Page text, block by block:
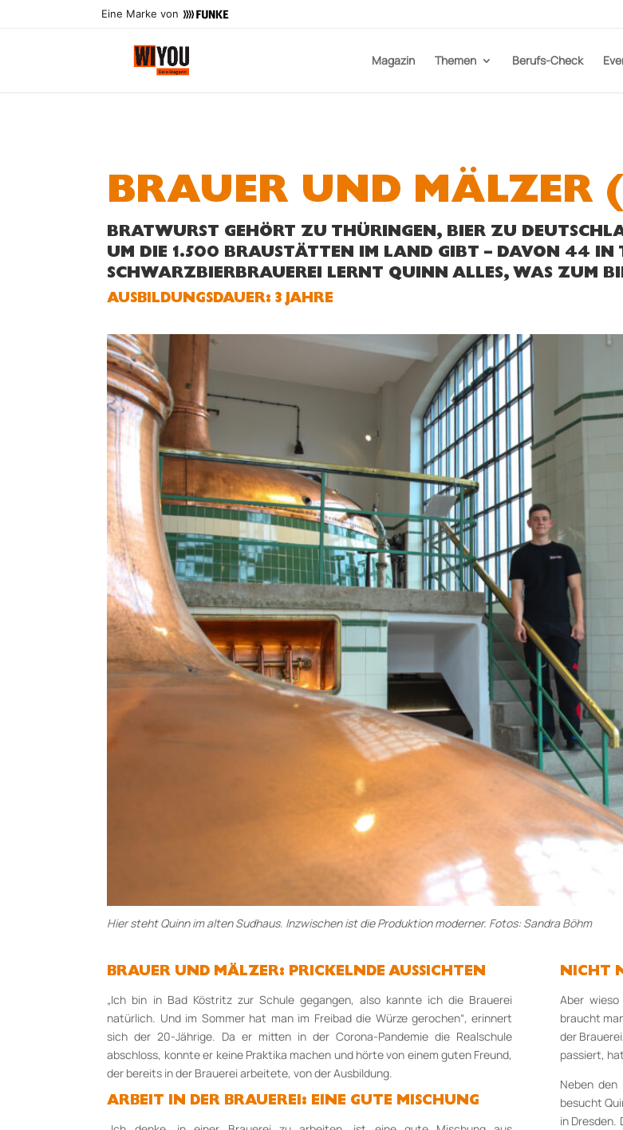
Eine Marke von
Magazin Themen Berufs-Check
BRAUER UND
BRATWURST GEHÖRT ZU THÜRINGEN, BIER ZU
UM DIE 1.500 BRAUSTÄTTEN IM LAND GIBT – DAVON 44 IN
SCHWARZBIERBRAUEREI LERNT QUINN ALLES, WAS ZUM
AUS­BILDUNGS­DAUER: 3 JAHRE
Hier steht Quinn im alten Sudhaus. Inzwischen ist die Produktion moderner. Fotos: Sandra Böhm
BRAUER UND MÄLZER: PRICKELNDE AUSSICHTEN
„Ich bin in Bad Köstritz zur Schule gegangen, also kannte ich die Brauerei
natürlich. Und im Sommer hat man im Freibad die Würze gerochen“, erinnert
sich der 20-Jährige. Da er mitten in der Corona-Pandemie die Realschule
abschloss, konnte er keine Praktika machen und hörte von einem guten Freund,
der bereits in der Brauerei arbeitete, von der Ausbildung.
ARBEIT IN DER BRAUEREI: EINE GUTE MISCHUNG
NICHT
Aber
braucht
der
passiert,
Neben
besucht
in